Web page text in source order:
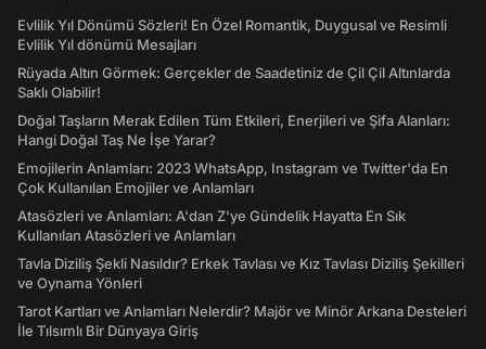
Evlilik Yıl Dönümü Sözleri! En Özel Romantik, Duygusal ve Resimli
Evlilik Yıl dönümü Mesajları
Rüyada Altın Görmek: Gerçekler de Saadetiniz de Çil Çil Altınlarda
Saklı Olabilir!
Doğal Taşların Merak Edilen Tüm Etkileri, Enerjileri ve Şifa Alanları:
Hangi Doğal Taş Ne İşe Yarar?
Emojilerin Anlamları: 2023 WhatsApp, Instagram ve Twitter'da En
Çok Kullanılan Emojiler ve Anlamları
Atasözleri ve Anlamları: A'dan Z'ye Gündelik Hayatta En Sık
Kullanılan Atasözleri ve Anlamları
Tavla Diziliş Şekli Nasıldır? Erkek Tavlası ve Kız Tavlası Diziliş Şekilleri
ve Oynama Yönleri
Tarot Kartları ve Anlamları Nelerdir? Majör ve Minör Arkana Desteleri
İle Tılsımlı Bir Dünyaya Giriş